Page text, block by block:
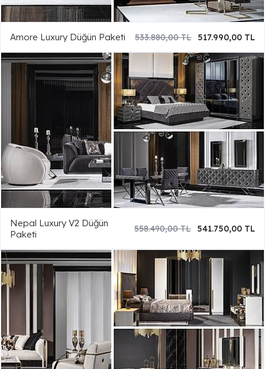
Amore Luxury Düğün Paketi 517.990,00 TL
533.880,00 TL
Nepal Luxury V2 Düğün
Paketi
541.750,00 TL
558.490,00 TL